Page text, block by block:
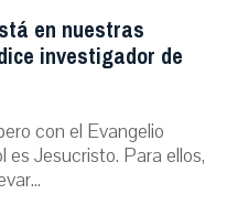
en nuestras
investigador de
con el Evangelio
Jesucristo. Para ellos,